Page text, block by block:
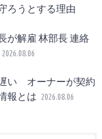
ろうとする理由
が解雇 林部長 連絡
2026.08.06
い オーナーが契約
報とは 2026.08.06